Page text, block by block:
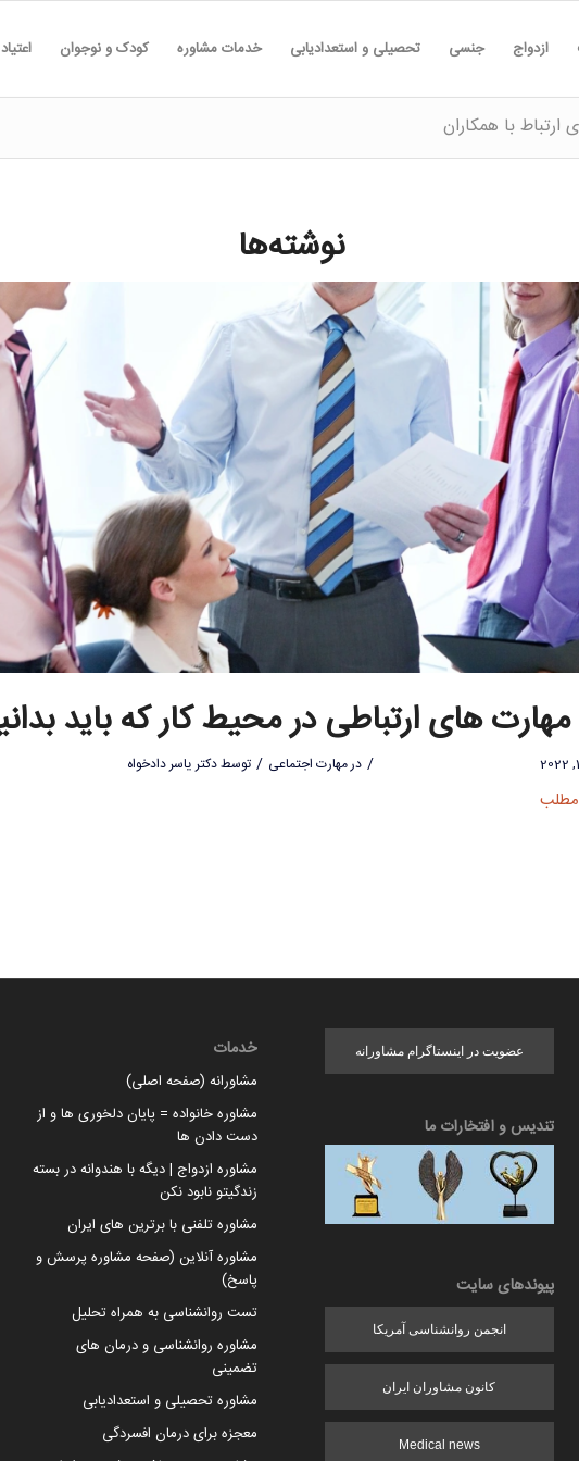
ازدواج جنسی تحصیلی و استعدادیابی خدمات مشاوره کودک و نوجوان اعتیاد
با همکاران
نوشته‌ها
/ درمهارت اجتماعی / توسطدکتر یاسر دادخواه
مطلب
عضویت در اینستاگرام مشاورانه
تندیس و افتخارات ما
پیوندهای سایت
انجمن روانشناسی آمریکا
کانون مشاوران ایران
Medical news
خدمات
مشاورانه (صفحه اصلی)
مشاوره خانواده = پایان دلخوری ها و از
دست دادن ها
مشاوره ازدواج | دیگه با هندوانه در بسته
زندگیتو نابود نکن
مشاوره تلفنی با برترین های ایران
مشاوره آنلاین (صفحه مشاوره پرسش و
پاسخ)
تست روانشناسی به همراه تحلیل
مشاوره روانشناسی و درمان های
تضمینی
مشاوره تحصیلی و استعدادیابی
معجزه برای درمان افسردگی